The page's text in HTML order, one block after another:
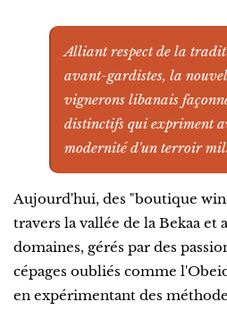
Alliant respect de la
avant-gardistes, la
vignerons libanais
distinctifs qui expriment
modernité d'un terroir
Aujourd'hui, des "boutique
travers la vallée de la Bekaa et
domaines, gérés par des
cépages oubliés comme
en expérimentant des